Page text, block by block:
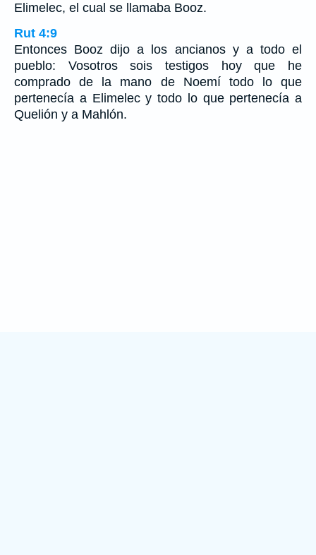
Elimelec, el cual se llamaba Booz.
Rut 4:9
Entonces Booz dijo a los ancianos y a todo el
pueblo: Vosotros sois testigos hoy que he
comprado de la mano de Noemí todo lo que
pertenecía a Elimelec y todo lo que pertenecía a
Quelión y a Mahlón.